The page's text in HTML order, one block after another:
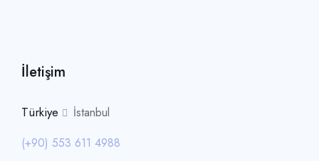
İletişim
Türkiye
İstanbul
(+90) 553 611 4988